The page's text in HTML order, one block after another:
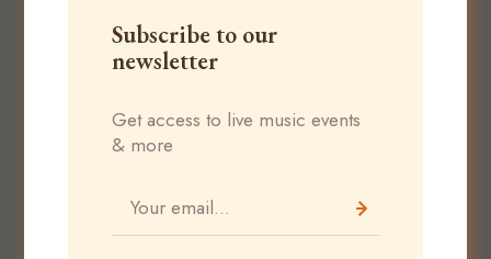
Subscribe to our
newsletter
Get access to live music events
& more